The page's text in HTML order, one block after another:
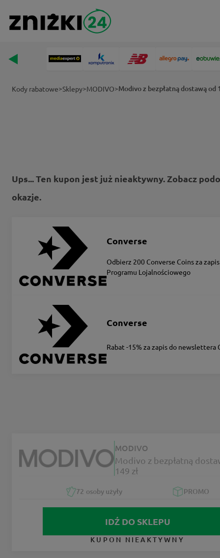
Kody rabatowe>Sklepy>MODIVO>Modivo z bezpłatną dostawą od
Ups... Ten kupon jest już nieaktywny. Zobacz
okazje.
Converse
Odbierz 200 Converse Coins za
Programu Lojalnościowego
Converse
Rabat -15% za zapis do newslettera
MODIVO
Modivo z bezpłatną
149 zł
72 osoby użyły PROMO
IDŹ DO SKLEPU
KUPON NIEAKTYWNY